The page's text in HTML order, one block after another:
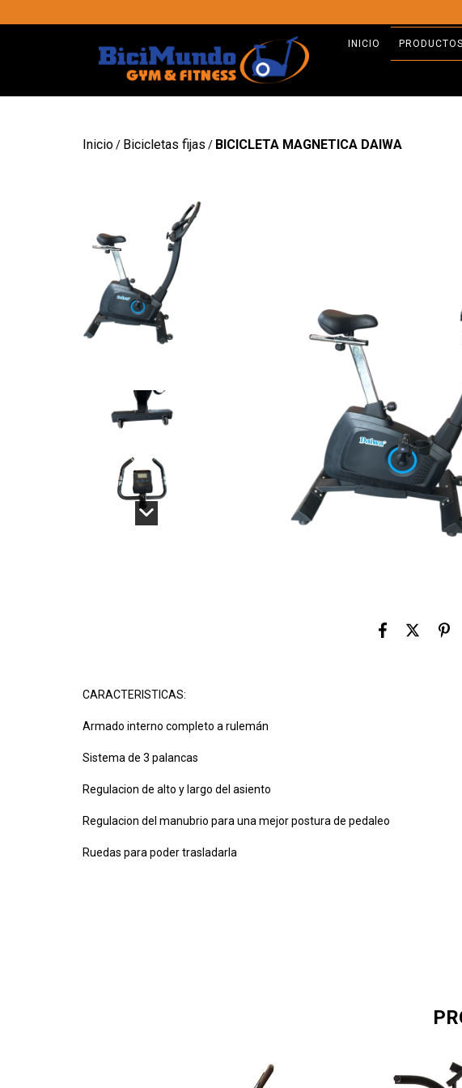
INICIO PRODUCTOS
Inicio/ Bicicletas fijas / BICICLETA MAGNETICA DAIWA
CARACTERISTICAS:
Armado interno completo a rulemán
Sistema de 3 palancas
Regulacion de alto y largo del asiento
Regulacion del manubrio para una mejor postura de pedaleo
Ruedas para poder trasladarla